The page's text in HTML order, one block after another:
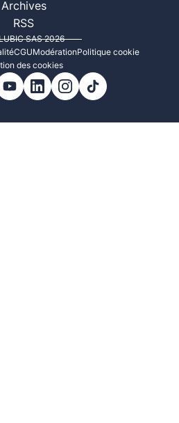
Archives
RSS
SAS 2026
CGUModérationPolitique cookie
des cookies